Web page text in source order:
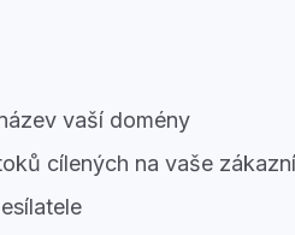
vaší domény
cílených na vaše